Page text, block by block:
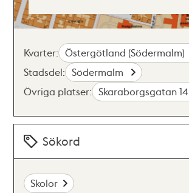
Kvarter: Östergötland (Södermalm)
Stadsdel: Södermalm
Övriga platser: Skaraborgsgatan 14
Sökord
Skolor